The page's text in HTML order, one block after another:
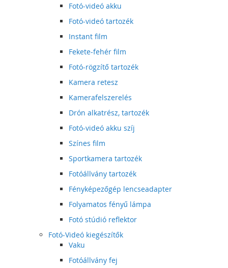
Fotó-videó akku
Fotó-videó tartozék
Instant film
Fekete-fehér film
Fotó-rögzítő tartozék
Kamera retesz
Kamerafelszerelés
Drón alkatrész, tartozék
Fotó-videó akku szíj
Színes film
Sportkamera tartozék
Fotóállvány tartozék
Fényképezőgép lencseadapter
Folyamatos fényű lámpa
Fotó stúdió reflektor
Fotó-Videó kiegészítők
Vaku
Fotóállvány fej